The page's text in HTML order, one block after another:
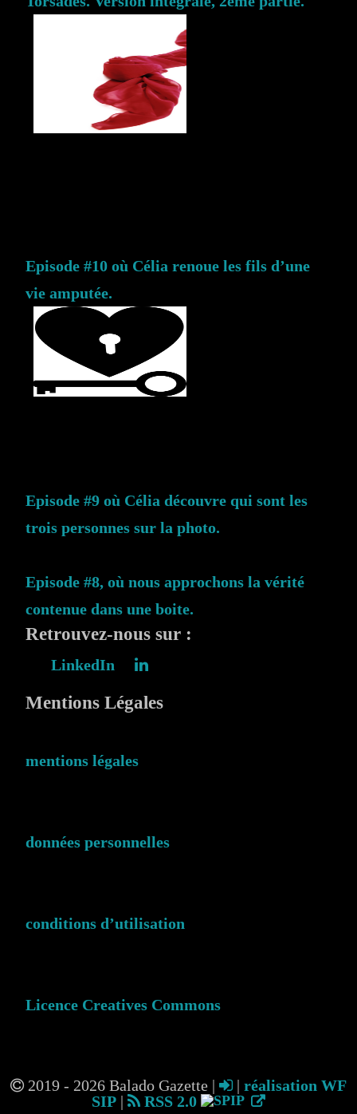
Episode #10 où Célia renoue les fils d’une
vie amputée.
Episode #9 où Célia découvre qui sont les
trois personnes sur la photo.
Episode #8, où nous approchons la vérité
contenue dans une boite.
Retrouvez-nous sur :
LinkedIn
Mentions Légales
mentions légales
données personnelles
conditions d’utilisation
Licence Creatives Commons
2019 - 2026 Balado Gazette | | réalisation WF
SIP | RSS 2.0